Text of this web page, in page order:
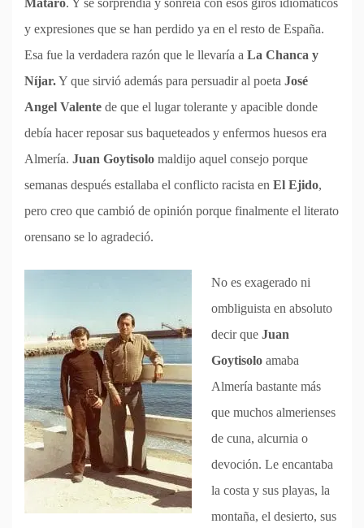
y expresiones que se han perdido ya en el resto de España.
Esa fue la verdadera razón que le llevaría a La Chanca y
Níjar.Y que sirvió además para persuadir al poeta José
Angel Valente de que el lugar tolerante y apacible donde
debía hacer reposar sus baqueteados y enfermos huesos era
Almería. Juan Goytisolo maldijo aquel consejo porque
semanas después estallaba el conflicto racista en El Ejido,
pero creo que cambió de opinión porque finalmente el literato
orensano se lo agradeció.
No es exagerado ni
ombliguista en absoluto
decir que Juan
Goytisolo amaba
Almería bastante más
que muchos almerienses
de cuna, alcurnia o
devoción. Le encantaba
la costa y sus playas, la
montaña, el desierto, sus